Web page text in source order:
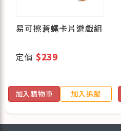
易可擦蒼蠅卡片遊戲組
定價 $239
加入購物車 加入追蹤